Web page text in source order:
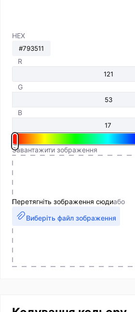
HEX
R
G
B
Завантажити зображення
Перетягніть зображення сюдиабо
Виберіть файл зображення